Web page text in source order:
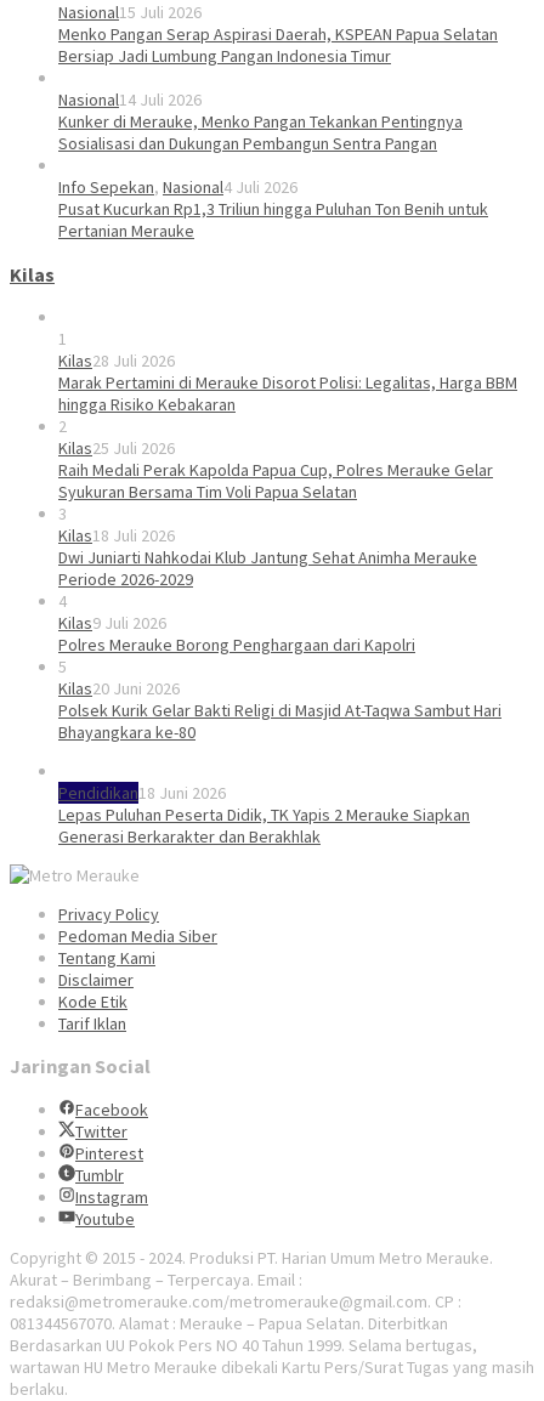
Nasional15 Juli 2026
Menko Pangan Serap Aspirasi Daerah, KSPEAN Papua Selatan
Bersiap Jadi Lumbung Pangan Indonesia Timur
Nasional14 Juli 2026
Kunker di Merauke, Menko Pangan Tekankan Pentingnya
Sosialisasi dan Dukungan Pembangun Sentra Pangan
Info Sepekan, Nasional4 Juli 2026
Pusat Kucurkan Rp1,3 Triliun hingga Puluhan Ton Benih untuk
Pertanian Merauke
Kilas
1
Kilas28 Juli 2026
Marak Pertamini di Merauke Disorot Polisi: Legalitas, Harga BBM
hingga Risiko Kebakaran
2
Kilas25 Juli 2026
Raih Medali Perak Kapolda Papua Cup, Polres Merauke Gelar
Syukuran Bersama Tim Voli Papua Selatan
3
Kilas18 Juli 2026
Dwi Juniarti Nahkodai Klub Jantung Sehat Animha Merauke
Periode 2026-2029
4
Kilas9 Juli 2026
Polres Merauke Borong Penghargaan dari Kapolri
5
Kilas20 Juni 2026
Polsek Kurik Gelar Bakti Religi di Masjid At-Taqwa Sambut Hari
Bhayangkara ke-80
Pendidikan18 Juni 2026
Lepas Puluhan Peserta Didik, TK Yapis 2 Merauke Siapkan
Generasi Berkarakter dan Berakhlak
Privacy Policy
Pedoman Media Siber
Tentang Kami
Disclaimer
Kode Etik
Tarif Iklan
Jaringan Social
Facebook
Twitter
Pinterest
Tumblr
Instagram
Youtube
Copyright © 2015 - 2024. Produksi PT. Harian Umum Metro Merauke.
Akurat – Berimbang – Terpercaya. Email :
redaksi@metromerauke.com/metromerauke@gmail.com. CP :
081344567070. Alamat : Merauke – Papua Selatan. Diterbitkan
Berdasarkan UU Pokok Pers NO 40 Tahun 1999. Selama bertugas,
wartawan HU Metro Merauke dibekali Kartu Pers/Surat Tugas yang masih
berlaku.